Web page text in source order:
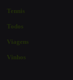
Tennis
Todos
Viagens
Vinhos